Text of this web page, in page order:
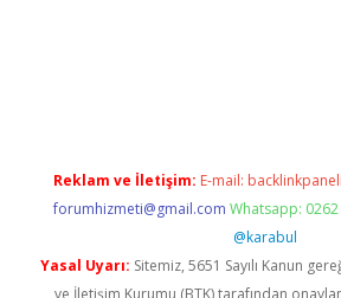
Reklam ve İletişim: E-mail:
forumhizmeti@gmail.com Whatsapp:
@karabul
Yasal Uyarı: Sitemiz, 5651 Sayılı Kanun
ve İletişim Kurumu (BTK) tarafından